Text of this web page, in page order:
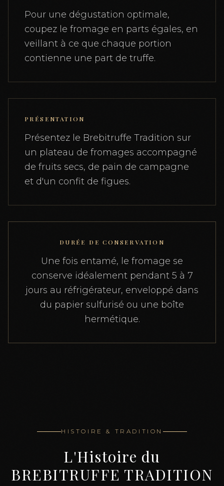
Pour une dégustation optimale,
coupez le fromage en parts égales, en
veillant à ce que chaque portion
contienne une part de truffe.
PRÉSENTATION
Présentez le Brebitruffe Tradition sur
un plateau de fromages accompagné
de fruits secs, de pain de campagne
et d'un confit de figues.
DURÉE DE CONSERVATION
Une fois entamé, le fromage se
conserve idéalement pendant 5 à 7
jours au réfrigérateur, enveloppé dans
du papier sulfurisé ou une boîte
hermétique.
HISTOIRE & TRADITION
L'Histoire du
BREBITRUFFE TRADITION